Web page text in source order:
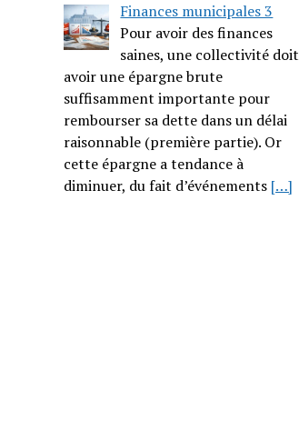
Finances municipales 3
Pour avoir des finances
saines, une collectivité doit
avoir une épargne brute
suffisamment importante pour
rembourser sa dette dans un délai
raisonnable (première partie). Or
cette épargne a tendance à
diminuer, du fait d’événements […]